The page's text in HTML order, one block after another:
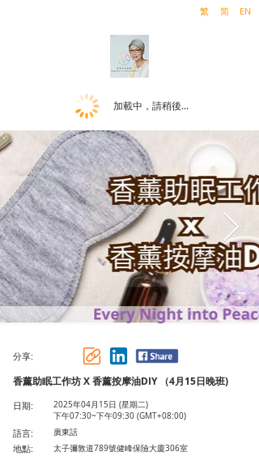
繁 简 EN
加載中，請稍後...
分享:
香薰助眠工作坊 X 香薰按摩油DIY （4月15日晚班)
日期:
2025年04月15日 (星期二)
下午07:30~下午09:30 (GMT+08:00)
語言: 廣東話
地點: 太子彌敦道789號健峰保險大廈306室